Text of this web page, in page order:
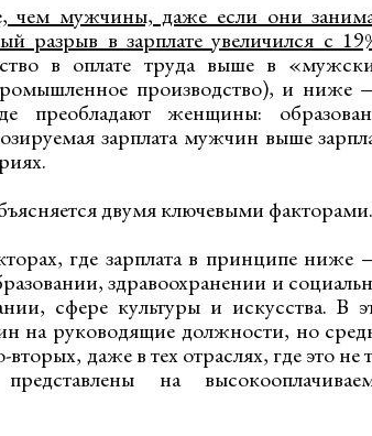
чем мужчины, даже если они
разрыв в зарплате увеличился с
в оплате труда выше в
производство), и ниже
преобладают женщины:
зарплата мужчин выше
двумя ключевыми факторами.
где зарплата в принципе ниже
здравоохранении и
сфере культуры и искусства. В
на руководящие должности, но
даже в тех отраслях, где это не
на